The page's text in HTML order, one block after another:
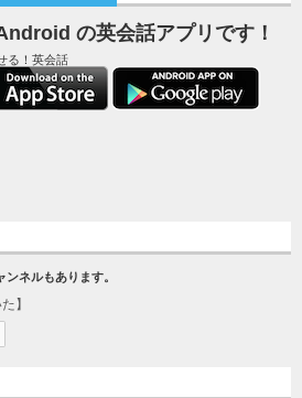
の英会話アプリです！
る！英会話
ネルもあります。